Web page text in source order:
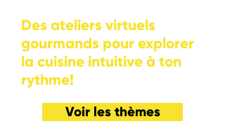
Des ateliers virtuels
gourmands pour explorer
la cuisine intuitive à ton
rythme!
Voir les thèmes